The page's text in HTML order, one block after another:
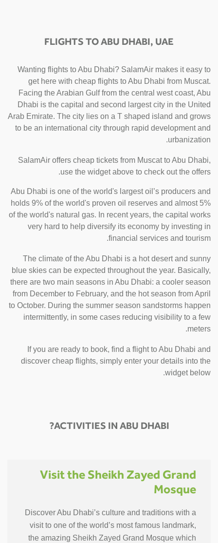
FLIGHTS TO ABU DHABI, UAE
Wanting flights to Abu Dhabi? SalamAir makes it easy to
get here with cheap flights to Abu Dhabi from Muscat.
Facing the Arabian Gulf from the central west coast, Abu
Dhabi is the capital and second largest city in the United
Arab Emirate. The city lies on a T shaped island and grows
to be an international city through rapid development and
urbanization.
SalamAir offers cheap tickets from Muscat to Abu Dhabi,
use the widget above to check out the offers.
Abu Dhabi is one of the world's largest oil’s producers and
holds 9% of the world's proven oil reserves and almost 5%
of the world's natural gas. In recent years, the capital works
very hard to help diversify its economy by investing in
financial services and tourism.
The climate of the Abu Dhabi is a hot desert and sunny
blue skies can be expected throughout the year. Basically,
there are two main seasons in Abu Dhabi: a cooler season
from December to February, and the hot season from April
to October. During the summer season sandstorms happen
intermittently, in some cases reducing visibility to a few
meters.
If you are ready to book, find a flight to Abu Dhabi and
discover cheap flights, simply enter your details into the
widget below.
ACTIVITIES IN ABU DHABI?
Visit the Sheikh Zayed Grand
Mosque
Discover Abu Dhabi’s culture and traditions with a
visit to one of the world’s most famous landmark,
the amazing Sheikh Zayed Grand Mosque which